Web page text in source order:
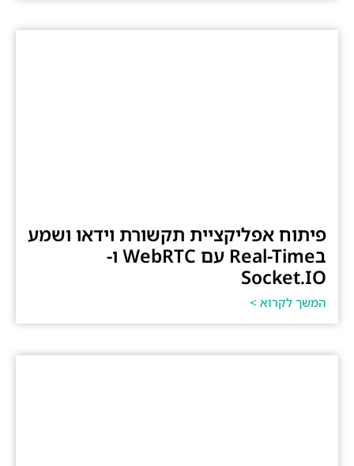
פיתוח אפליקציית תקשורת וידאו ושמע
בReal-Time עם WebRTC ו-
Socket.IO
המשך לקרוא >